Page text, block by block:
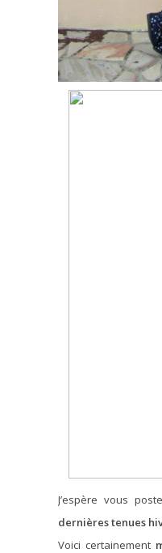
J’espère vous
dernières tenues
Voici certainement